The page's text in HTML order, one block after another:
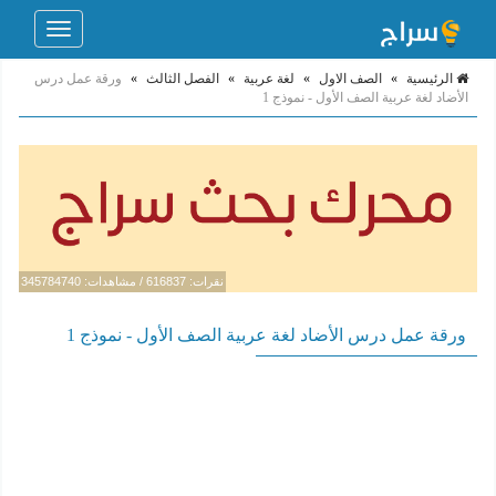
Toggle
الرئيسية » الصف الاول » لغة عربية » الفصل الثالث »
ورقة عمل درس
الأضاد لغة عربية الصف الأول - نموذج 1
نقرات: 616837 / مشاهدات: 345784740
ورقة عمل درس الأضاد لغة عربية الصف الأول - نموذج 1